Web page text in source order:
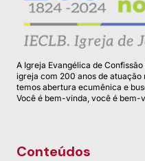
A Igreja Evangélica de
igreja com 200 anos de atuação
temos abertura ecumênica e
Você é bem-vinda, você é bem-
Conteúdos